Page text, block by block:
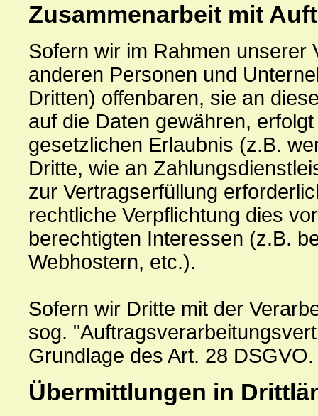
Zusammenarbeit mit
Sofern wir im Rahmen unserer
anderen Personen und
Dritten) offenbaren, sie an
auf die Daten gewähren,
gesetzlichen Erlaubnis (z.B.
Dritte, wie an
zur Vertragserfüllung
rechtliche Verpflichtung dies
berechtigten Interessen (z.B.
Webhostern, etc.).
Sofern wir Dritte mit der
sog.
Grundlage des Art. 28 DSGVO.
Übermittlungen in